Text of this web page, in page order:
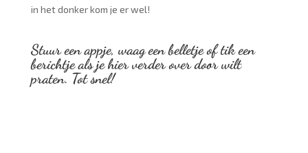
in het donker kom je er wel!
Stuur een appje, waag een belletje of tik een
berichtje als je hier verder over door wilt
praten. Tot snel!